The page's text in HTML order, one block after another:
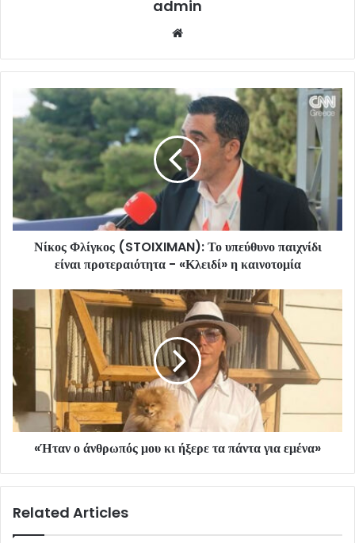
admin
Νίκος Φλίγκος (STOIXIMAN): Το υπεύθυνο παιχνίδι
είναι προτεραιότητα - «Κλειδί» η καινοτομία
«Ήταν ο άνθρωπός μου κι ήξερε τα πάντα για εμένα»
Related Articles